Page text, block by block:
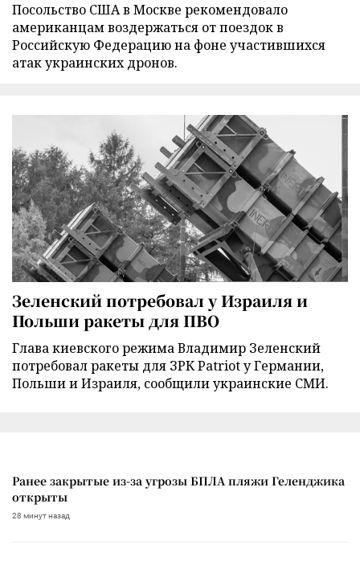
Посольство США в Москве рекомендовало
американцам воздержаться от поездок в
Российскую Федерацию на фоне участившихся
атак украинских дронов.
Зеленский потребовал у Израиля и
Польши ракеты для ПВО
Глава киевского режима Владимир Зеленский
потребовал ракеты для ЗРК Patriot у Германии,
Польши и Израиля, сообщили украинские СМИ.
Ранее закрытые из-за угрозы БПЛА пляжи Геленджика
открыты
28 минут назад